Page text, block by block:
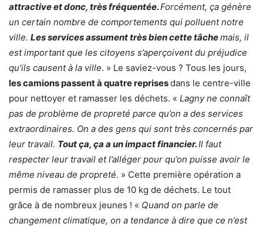
attractive et donc, très fréquentée.Forcément, ça génère
un certain nombre de comportements qui polluent notre
ville. Les services assument très bien cette tâchemais, il
est important que les citoyens s’aperçoivent du préjudice
qu’ils causent à la ville. » Le saviez-vous ? Tous les jours,
les camions passent à quatre reprisesdans le centre-ville
pour nettoyer et ramasser les déchets. « Lagny ne connaît
pas de problème de propreté parce qu’on a des services
extraordinaires. On a des gens qui sont très concernés par
leur travail. Tout ça, ça a un impact financier.Il faut
respecter leur travail et l’alléger pour qu’on puisse avoir le
même niveau de propreté. » Cette première opération a
permis de ramasser plus de 10 kg de déchets. Le tout
grâce à de nombreux jeunes ! « Quand on parle de
changement climatique, on a tendance à dire que ce n’est